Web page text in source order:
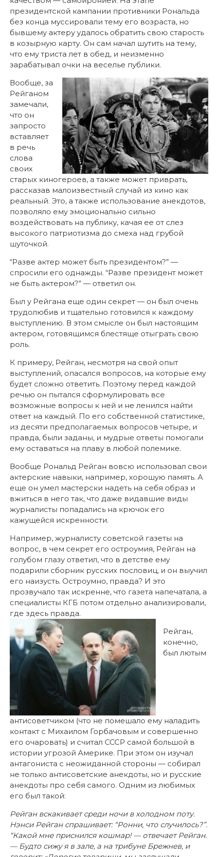
президентской кампании противники Рональда
без конца муссировали тему его возраста, но
бывшему актеру удалось обратить свою старость
в козырную карту. Он сам начал шутить на тему,
что ему триста лет в обед, и неизменно
зарабатывал очки на веселье публики.
Вообще, за
Рейганом
замечали,
что он
запросто
вставляет
в речь
слова
своих
старых киногероев, а также может приврать,
рассказав малоизвестный случай из кино как
реальный. Это, а также использование анекдотов,
позволяло ему эмоционально сильно
воздействовать на публику, качая ее от слез
высокого патриотизма до смеха над грубой
шуточкой.
“Разве актер может быть президентом?” —
спросили его однажды. “Разве президент может
не быть актером?” — ответил он.
Был у Рейгана еще один секрет — он был очень
трудолюбив и тщательно готовился к каждому
выступлению. В этом смысле он был настоящим
актером, готовящимся блестяще отыграть свою
роль.
К примеру, Рейган, несмотря на свой опыт
выступлений, опасался вопросов, на которые ему
будет сложно ответить. Поэтому перед каждой
речью он пытался сформулировать все
возможные вопросы к ней и не ленился найти
ответ на каждый. По его собственной статистике,
из десяти предполагаемых вопросов четыре, и
правда, были заданы, и мудрые ответы помогали
ему оставаться на плаву в любой полемике.
Вообще Рональд Рейган вовсю использовал свои
актерские навыки, например, хорошую память. А
еще он умел мастерски надеть на себя образ и
вжиться в него так, что даже видавшие виды
журналисты попадались на крючок его
кажущейся искренности.
Например, журналисту советской газеты на
вопрос, в чем секрет его остроумия, Рейган на
голубом глазу ответил, что в детстве ему
подарили сборник русских пословиц, и он выучил
его наизусть. Остроумно, правда? И это
прозвучало так искренне, что газета напечатала, а
специалисты КГБ потом отдельно анализировали,
где здесь правда.
Рейган,
конечно,
был лютым
антисоветчиком (что не помешало ему наладить
контакт с Михаилом Горбачовым и совершенно
его очаровать) и считал СССР самой большой в
истории угрозой Америке. При этом он изучал
антагониста с неожиданной стороны — собирал
не только антисоветские анекдоты, но и русские
анекдоты про себя самого. Одним из любимых
его был такой:
Рейган вскакивает среди ночи в холодном поту.
Нэнси Рейган спрашивает: “Ронни, что случилось?”.
“Какой мне приснился кошмар! — отвечает Рейган.
— Будто сижу я в зале, а на трибуне Брежнев, и